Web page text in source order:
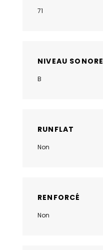
71
NIVEAU SONORE
B
RUNFLAT
Non
RENFORCÉ
Non